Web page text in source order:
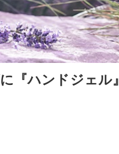
『ハンドジェル』